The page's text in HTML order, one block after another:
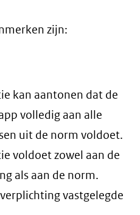
zijn:
kan aantonen dat de
volledig aan alle
uit de norm voldoet.
voldoet zowel aan de
als aan de norm.
vastgelegde